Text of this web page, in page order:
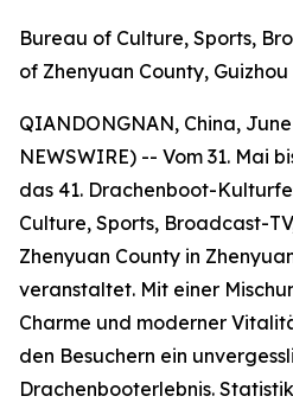
Bureau of Culture, Sports,
of Zhenyuan County,
QIANDONGNAN, China, June
NEWSWIRE) -- Vom 31. Mai
das 41. Drachenboot-
Culture, Sports, Broadcast-
Zhenyuan County in
veranstaltet. Mit einer
Charme und moderner
den Besuchern ein
Drachenbooterlebnis.